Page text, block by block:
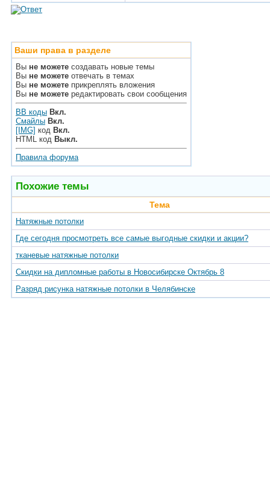
Ваши права в разделе
Вы не можете создавать новые темы
Вы не можете отвечать в темах
Вы не можете прикреплять вложения
Вы не можете редактировать свои сообщения
BB коды Вкл.
Смайлы Вкл.
[IMG] код Вкл.
HTML код Выкл.
Правила форума
Похожие темы
Тема
Натяжные потолки
Где сегодня просмотреть все самые выгодные скидки и акции?
тканевые натяжные потолки
Скидки на дипломные работы в Новосибирске Октябрь 8
Разряд рисунка натяжные потолки в Челябинске